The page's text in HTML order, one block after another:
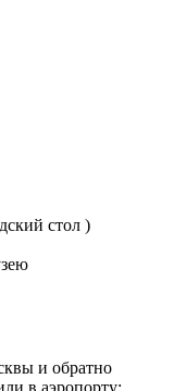
стол )
и обратно
в аэропорту;